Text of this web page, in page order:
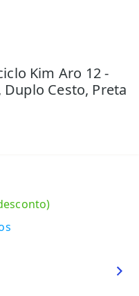
Kim Aro 12 -
Cesto, Preta